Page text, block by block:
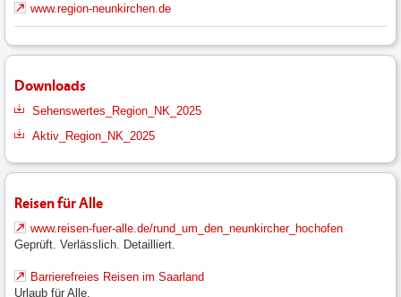
www.region-neunkirchen.de
Downloads
Sehenswertes_Region_NK_2025
Aktiv_Region_NK_2025
Reisen für Alle
www.reisen-fuer-alle.de/rund_um_den_neunkircher_hochofen
Geprüft. Verlässlich. Detailliert.
Barrierefreies Reisen im Saarland
Urlaub für Alle.